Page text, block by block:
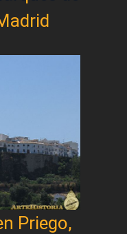
Priego,